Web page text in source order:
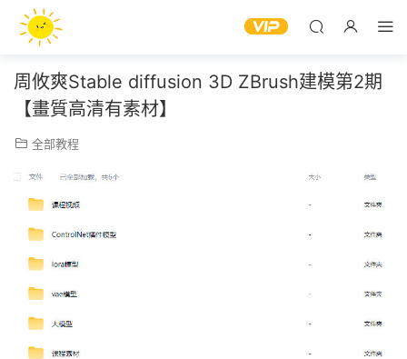
周攸爽Stable diffusion 3D ZBrush建模第2期
【畫質高清有素材】
全部教程